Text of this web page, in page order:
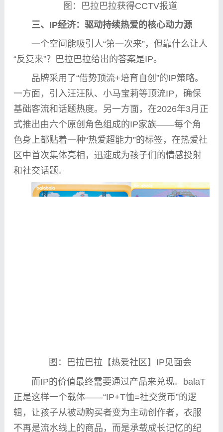
图：巴拉巴拉获得CCTV报道
三、 IP经济：驱动持续热爱的核心动力源
一个空间能吸引人“第一次来”，但靠什么让人
“反复来”？巴拉巴拉给出的答案是IP。
品牌采用了“借势顶流+培育自创”的IP策略。
一方面，引入汪汪队、小马宝莉等顶流IP，确保
基础客流和话题热度。另一方面，在2026年3月正
式推出由六个原创角色组成的IP家族——每个角
色身上都贴着一种“热爱超能力”的标签，在热爱社
区中首次集体亮相，迅速成为孩子们的情感投射
和社交话题。
图：巴拉巴拉【热爱社区】IP见面会
而IP的价值最终需要通过产品来兑现。balaT
正是这样一个载体——“IP+T恤=社交货币”的逻
辑，让孩子从被动购买者变为主动创作者，衣服
不再是流水线上的商品，而是承载成长记忆的纪